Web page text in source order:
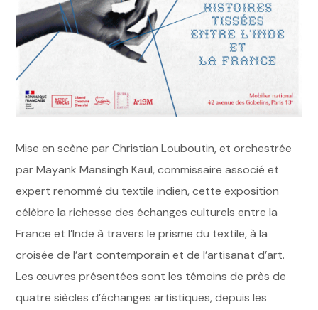
Mise en scène par Christian Louboutin, et orchestrée
par Mayank Mansingh Kaul, commissaire associé et
expert renommé du textile indien, cette exposition
célèbre la richesse des échanges culturels entre la
France et l’Inde à travers le prisme du textile, à la
croisée de l’art contemporain et de l’artisanat d’art.
Les œuvres présentées sont les témoins de près de
quatre siècles d’échanges artistiques, depuis les